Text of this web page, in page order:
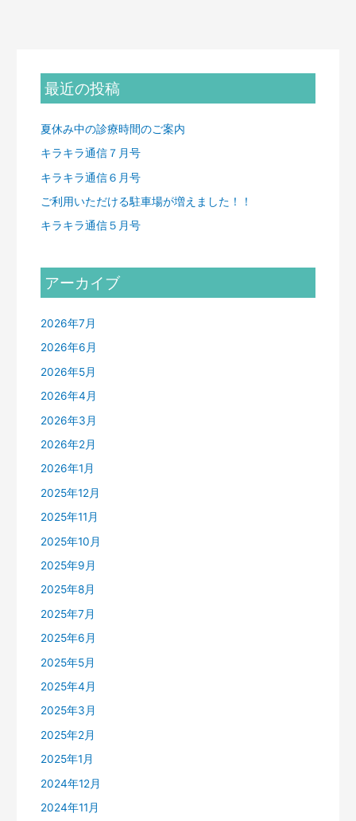
最近の投稿
夏休み中の診療時間のご案内
キラキラ通信７月号
キラキラ通信６月号
ご利用いただける駐車場が増えました！！
キラキラ通信５月号
アーカイブ
2026年7月
2026年6月
2026年5月
2026年4月
2026年3月
2026年2月
2026年1月
2025年12月
2025年11月
2025年10月
2025年9月
2025年8月
2025年7月
2025年6月
2025年5月
2025年4月
2025年3月
2025年2月
2025年1月
2024年12月
2024年11月